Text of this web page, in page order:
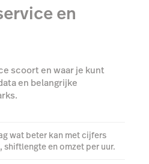
en
scoort en waar je kunt
en belangrijke
wat beter kan met cijfers
en omzet per uur.